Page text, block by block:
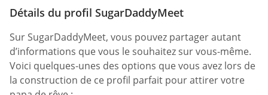
Détails du profil SugarDaddyMeet
Sur SugarDaddyMeet, vous pouvez partager autant
d’informations que vous le souhaitez sur vous-même.
Voici quelques-unes des options que vous avez lors de
la construction de ce profil parfait pour attirer votre